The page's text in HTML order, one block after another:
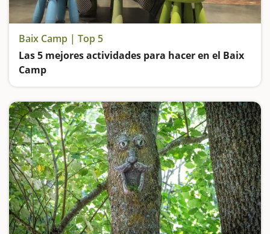
Baix Camp | Top 5
Las 5 mejores actividades para hacer en el Baix
Camp